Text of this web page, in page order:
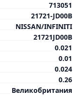
713051
21721-JD00B
NISSAN/INFINITI
21721JD00B
0.021
0.01
0.024
0.26
Великобритания